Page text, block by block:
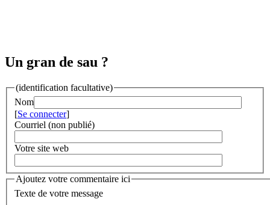
Un gran de sau ?
(identification facultative)
Nom
[Se connecter]
Courriel (non publié)
Votre site web
Ajoutez votre commentaire ici
Texte de votre message